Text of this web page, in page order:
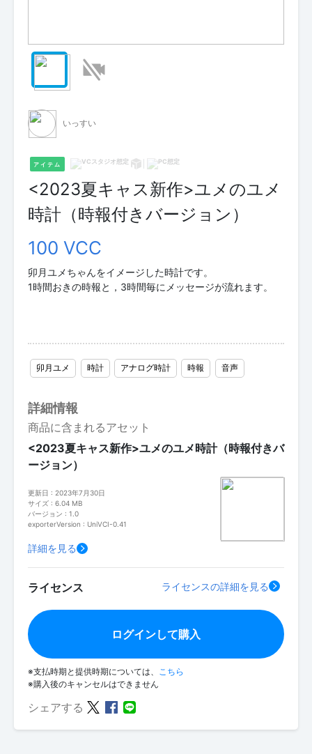
いっすい
アイテム
<2023夏キャス新作>ユメのユメ
時計（時報付きバージョン）
100 VCC
卯月ユメちゃんをイメージした時計です。
1時間おきの時報と，3時間毎にメッセージが流れます。
卯月ユメ 時計 アナログ時計 時報 音声
詳細情報
商品に含まれるアセット
<2023夏キャス新作>ユメのユメ時計（時報付きバ
ージョン）
更新日 : 2023年7月30日
サイズ : 6.04 MB
バージョン : 1.0
exporterVersion : UniVCI-0.41
詳細を見る
ライセンス ライセンスの詳細を見る
ログインして購入
※支払時期と提供時期については、
こちら
※購入後のキャンセルはできません
シェアする